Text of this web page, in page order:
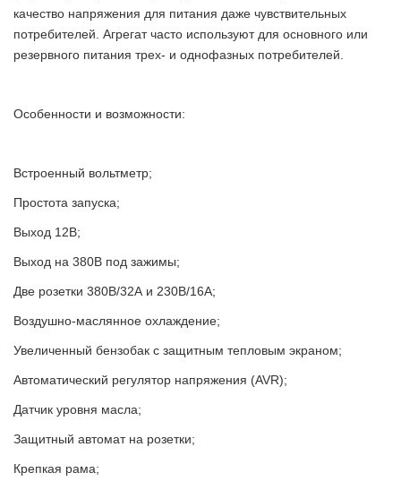
качество напряжения для питания даже чувствительных
потребителей. Агрегат часто используют для основного или
резервного питания трех- и однофазных потребителей.
Особенности и возможности:
Встроенный вольтметр;
Простота запуска;
Выход 12В;
Выход на 380В под зажимы;
Две розетки 380В/32А и 230В/16А;
Воздушно-маслянное охлаждение;
Увеличенный бензобак с защитным тепловым экраном;
Автоматический регулятор напряжения (AVR);
Датчик уровня масла;
Защитный автомат на розетки;
Крепкая рама;